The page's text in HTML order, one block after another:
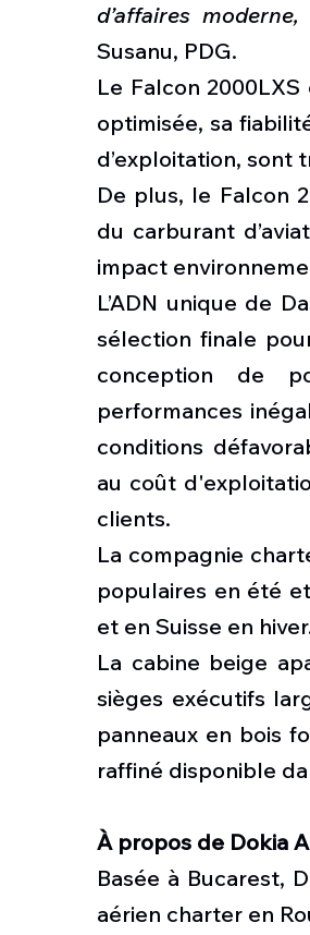
d’affaires
Susanu, PDG.
Le Falcon
optimisée, sa
d’exploitation, sont
De plus, le Falcon
du carburant
impact
L’ADN unique de
sélection finale
conception de
performances
conditions
au coût
clients.
La compagnie
populaires en été
et en Suisse en
La cabine beige
sièges exécutifs
panneaux en bois
raffiné disponible
À propos de Dokia
Basée à Bucarest,
aérien charter en